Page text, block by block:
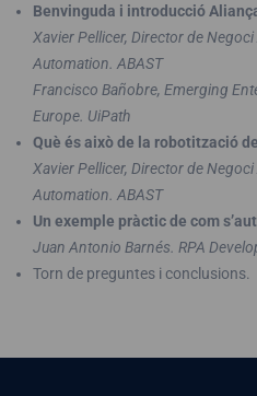
Benvinguda i introducció
Xavier Pellicer, Director de
Automation. ABAST
Francisco Bañobre, Emerging
Europe. UiPath
Què és això de la robotització
Xavier Pellicer, Director de
Automation. ABAST
Un exemple pràctic de com
Juan Antonio Barnés. RPA
Torn de preguntes i conclusions.